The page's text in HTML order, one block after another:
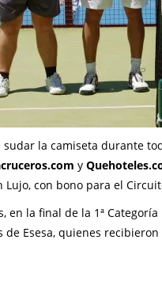
la camiseta durante
y
Lujo, con bono para el
en la final de la 1ª
Esesa, quienes